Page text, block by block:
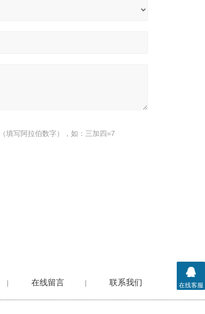
填写阿拉伯数字），如：三加四=7
| 在线留言 | 联系我们 在线客服